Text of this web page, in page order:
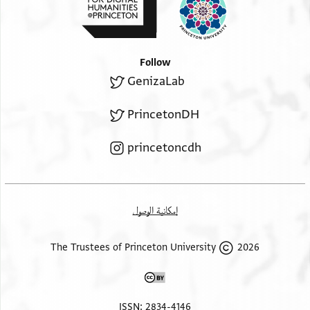
Follow
GenizaLab
PrincetonDH
princetoncdh
إمكانية الوصول
2026 The Trustees of Princeton University
ISSN: 2834-4146